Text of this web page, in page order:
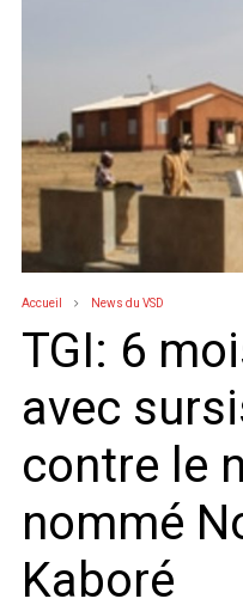
Accueil News du VSD
TGI: 6
avec
contre le
nommé
Kaboré